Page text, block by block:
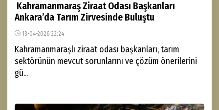
Kahramanmaraş Ziraat Odası Başkanları
Ankara’da Tarım Zirvesinde Buluştu
13-04-2026 22:24
Kahramanmaraşlı ziraat odası başkanları, tarım
sektörünün mevcut sorunlarını ve çözüm önerilerini
gü...